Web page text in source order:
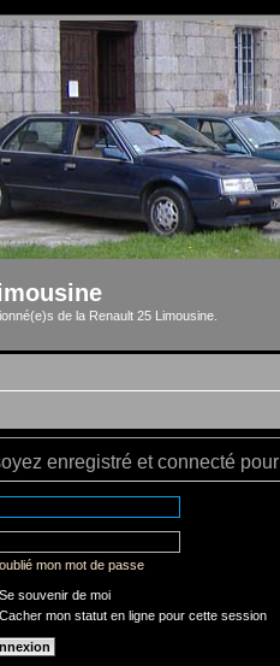
de la Renault 25 Limousine.
enregistré et connecté
oublié mon mot de passe
Se souvenir de moi
Cacher mon statut en ligne pour cette session